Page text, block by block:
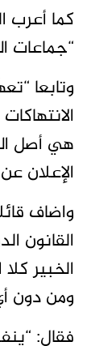
كما أعرب
“جماعات
وتابعا
هي أصل
الإعلان
واضاف
القانون
الخبير
ومن دون